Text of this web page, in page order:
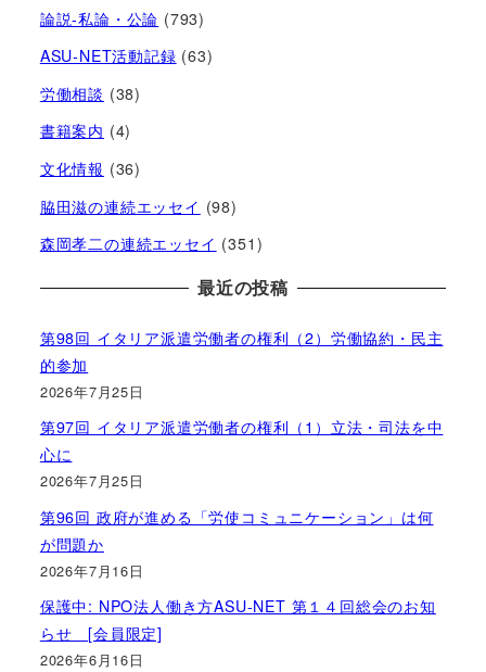
論説-私論・公論 (793)
ASU-NET活動記録 (63)
労働相談 (38)
書籍案内 (4)
文化情報 (36)
脇田滋の連続エッセイ (98)
森岡孝二の連続エッセイ (351)
最近の投稿
第98回 イタリア派遣労働者の権利（2）労働協約・民主
的参加
2026年7月25日
第97回 イタリア派遣労働者の権利（1）立法・司法を中
心に
2026年7月25日
第96回 政府が進める「労使コミュニケーション」は何
が問題か
2026年7月16日
保護中: NPO法人働き方ASU-NET 第１４回総会のお知
らせ [会員限定]
2026年6月16日